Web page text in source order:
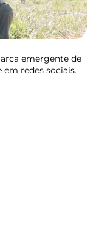
emergente de
redes sociais.